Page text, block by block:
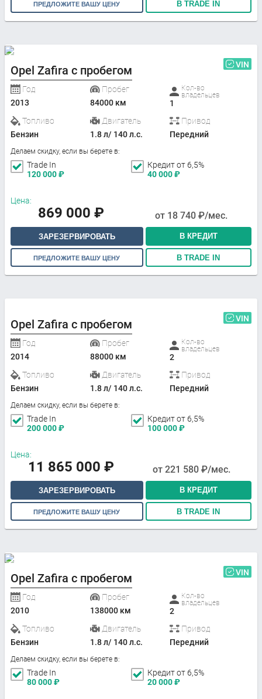
ПРЕДЛОЖИТЕ ВАШУ ЦЕНУ В TRADE IN
Opel Zafira с пробегом VIN
Год
2013
Пробег
84000 км
Кол-во
владельцев
1
Топливо
Бензин
Двигатель
1.8 л/ 140 л.с.
Привод
Передний
Делаем скидку, если вы берете в:
Trade In
120 000₽
Кредит от 6,5%
40 000₽
Цена:
869 000 ₽ от 18 740 ₽/мес.
ЗАРЕЗЕРВИРОВАТЬ В КРЕДИТ
ПРЕДЛОЖИТЕ ВАШУ ЦЕНУ В TRADE IN
Opel Zafira с пробегом VIN
Год
2014
Пробег
88000 км
Кол-во
владельцев
2
Топливо
Бензин
Двигатель
1.8 л/ 140 л.с.
Привод
Передний
Делаем скидку, если вы берете в:
Trade In
200 000₽
Кредит от 6,5%
100 000₽
Цена:
11 865 000 ₽ от 221 580₽/мес.
ЗАРЕЗЕРВИРОВАТЬ В КРЕДИТ
ПРЕДЛОЖИТЕ ВАШУ ЦЕНУ В TRADE IN
Opel Zafira с пробегом VIN
Год
2010
Пробег
138000 км
Кол-во
владельцев
2
Топливо
Бензин
Двигатель
1.8 л/ 140 л.с.
Привод
Передний
Делаем скидку, если вы берете в:
Trade In
80 000₽
Кредит от 6,5%
20 000₽